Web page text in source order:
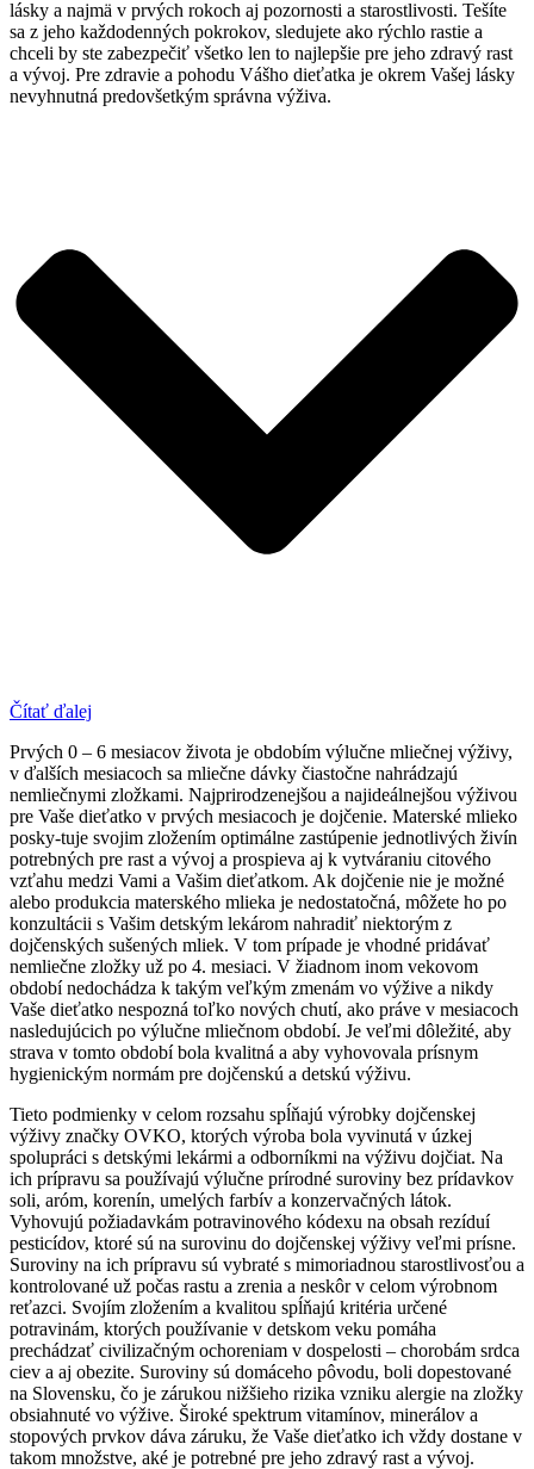
lásky a najmä v prvých rokoch aj pozornosti a starostlivosti. Tešíte
sa z jeho každodenných pokrokov, sledujete ako rýchlo rastie a
chceli by ste zabezpečiť všetko len to najlepšie pre jeho zdravý rast
a vývoj. Pre zdravie a pohodu Vášho dieťatka je okrem Vašej lásky
nevyhnutná predovšetkým správna výživa.
Čítať ďalej
Prvých 0 – 6 mesiacov života je obdobím výlučne mliečnej výživy,
v ďalších mesiacoch sa mliečne dávky čiastočne nahrádzajú
nemliečnymi zložkami. Najprirodzenejšou a najideálnejšou výživou
pre Vaše dieťatko v prvých mesiacoch je dojčenie. Materské mlieko
posky-tuje svojim zložením optimálne zastúpenie jednotlivých živín
potrebných pre rast a vývoj a prospieva aj k vytváraniu citového
vzťahu medzi Vami a Vašim dieťatkom. Ak dojčenie nie je možné
alebo produkcia materského mlieka je nedostatočná, môžete ho po
konzultácii s Vašim detským lekárom nahradiť niektorým z
dojčenských sušených mliek. V tom prípade je vhodné pridávať
nemliečne zložky už po 4. mesiaci. V žiadnom inom vekovom
období nedochádza k takým veľkým zmenám vo výžive a nikdy
Vaše dieťatko nespozná toľko nových chutí, ako práve v mesiacoch
nasledujúcich po výlučne mliečnom období. Je veľmi dôležité, aby
strava v tomto období bola kvalitná a aby vyhovovala prísnym
hygienickým normám pre dojčenskú a detskú výživu.
Tieto podmienky v celom rozsahu spĺňajú výrobky dojčenskej
výživy značky OVKO, ktorých výroba bola vyvinutá v úzkej
spolupráci s detskými lekármi a odborníkmi na výživu dojčiat. Na
ich prípravu sa používajú výlučne prírodné suroviny bez prídavkov
soli, aróm, korenín, umelých farbív a konzervačných látok.
Vyhovujú požiadavkám potravinového kódexu na obsah rezíduí
pesticídov, ktoré sú na surovinu do dojčenskej výživy veľmi prísne.
Suroviny na ich prípravu sú vybraté s mimoriadnou starostlivosťou a
kontrolované už počas rastu a zrenia a neskôr v celom výrobnom
reťazci. Svojím zložením a kvalitou spĺňajú kritéria určené
potravinám, ktorých používanie v detskom veku pomáha
prechádzať civilizačným ochoreniam v dospelosti – chorobám srdca
ciev a aj obezite. Suroviny sú domáceho pôvodu, boli dopestované
na Slovensku, čo je zárukou nižšieho rizika vzniku alergie na zložky
obsiahnuté vo výžive. Široké spektrum vitamínov, minerálov a
stopových prvkov dáva záruku, že Vaše dieťatko ich vždy dostane v
takom množstve, aké je potrebné pre jeho zdravý rast a vývoj.